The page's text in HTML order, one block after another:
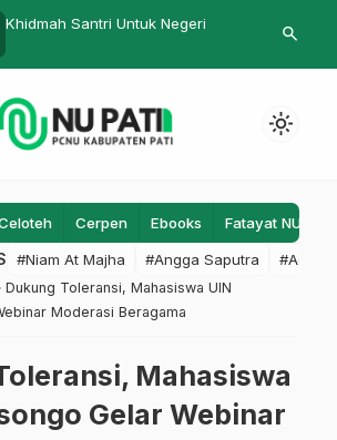
Bangun Karakter dan Harumkan
search
light_mode
Cerpen Ebooks Fatayat NU
#Niam At Majha #Angga Saputra #Admin
Dukung Toleransi, Mahasiswa UIN
Moderasi Beragama
Mahasiswa
Gelar Webinar